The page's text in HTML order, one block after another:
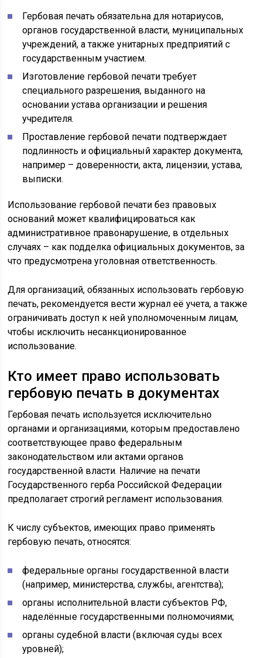
Гербовая печать обязательна для нотариусов,
органов государственной власти, муниципальных
учреждений, а также унитарных предприятий с
государственным участием.
Изготовление гербовой печати требует
специального разрешения, выданного на
основании устава организации и решения
учредителя.
Проставление гербовой печати подтверждает
подлинность и официальный характер документа,
например – доверенности, акта, лицензии, устава,
выписки.
Использование гербовой печати без правовых
оснований может квалифицироваться как
административное правонарушение, в отдельных
случаях – как подделка официальных документов, за
что предусмотрена уголовная ответственность.
Для организаций, обязанных использовать гербовую
печать, рекомендуется вести журнал её учета, а также
ограничивать доступ к ней уполномоченным лицам,
чтобы исключить несанкционированное
использование.
Кто имеет право использовать
гербовую печать в документах
Гербовая печать используется исключительно
органами и организациями, которым предоставлено
соответствующее право федеральным
законодательством или актами органов
государственной власти. Наличие на печати
Государственного герба Российской Федерации
предполагает строгий регламент использования.
К числу субъектов, имеющих право применять
гербовую печать, относятся:
федеральные органы государственной власти
(например, министерства, службы, агентства);
органы исполнительной власти субъектов РФ,
наделённые государственными полномочиями;
органы судебной власти (включая суды всех
уровней);